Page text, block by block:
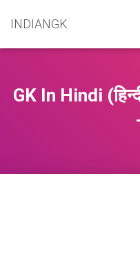
INDIANGK
GK In Hindi (हिन्दी